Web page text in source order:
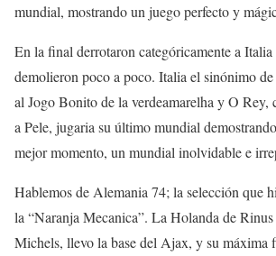
mundial, mostrando un juego perfecto y
En la final derrotaron categóricamente a
demolieron poco a poco. Italia el sinónimo
al Jogo Bonito de la verdeamarelha y O Rey,
a Pele, jugaria su último mundial
mejor momento, un mundial inolvidable e
Hablemos de Alemania 74; la selección que
la “Naranja Mecanica”. La Holanda de
Michels, llevo la base del Ajax, y su máxima